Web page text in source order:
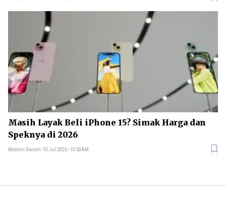
Masih Layak Beli iPhone 15? Simak Harga dan
Speknya di 2026
Redaksi Daerah 10 Jul 2026 - 10:50AM